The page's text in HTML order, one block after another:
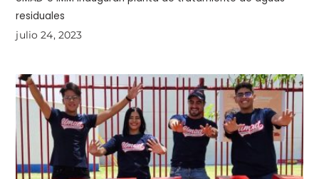
residuales
julio 24, 2023